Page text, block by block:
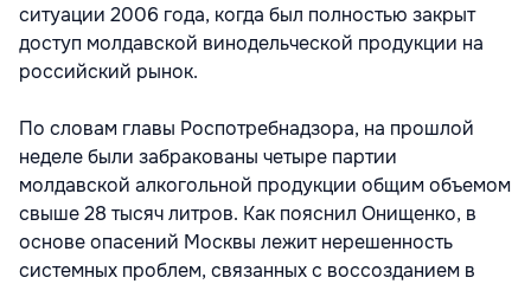
ситуации 2006 года, когда был полностью закрыт
доступ молдавской винодельческой продукции на
российский рынок.
По словам главы Роспотребнадзора, на прошлой
неделе были забракованы четыре партии
молдавской алкогольной продукции общим объемом
свыше 28 тысяч литров. Как пояснил Онищенко, в
основе опасений Москвы лежит нерешенность
системных проблем, связанных с воссозданием в